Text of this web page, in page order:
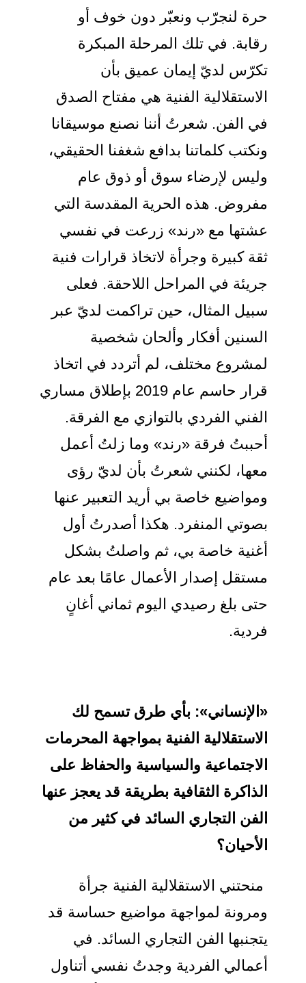
حرة لنجرّب ونعبّر دون خوف أو
رقابة. في تلك المرحلة المبكرة
تكرّس لديّ إيمان عميق بأن
الاستقلالية الفنية هي مفتاح الصدق
في الفن. شعرتُ أننا نصنع موسيقانا
ونكتب كلماتنا بدافع شغفنا الحقيقي،
وليس لإرضاء سوق أو ذوق عام
مفروض. هذه الحرية المقدسة التي
عشتها مع «رند» زرعت في نفسي
ثقة كبيرة وجرأة لاتخاذ قرارات فنية
جريئة في المراحل اللاحقة. فعلى
سبيل المثال، حين تراكمت لديّ عبر
السنين أفكار وألحان شخصية
لمشروع مختلف، لم أتردد في اتخاذ
قرار حاسم عام 2019 بإطلاق مساري
الفني الفردي بالتوازي مع الفرقة.
أحببتُ فرقة «رند» وما زلتُ أعمل
معها، لكنني شعرتُ بأن لديّ رؤى
ومواضيع خاصة بي أريد التعبير عنها
بصوتي المنفرد. هكذا أصدرتُ أول
أغنية خاصة بي، ثم واصلتُ بشكل
مستقل إصدار الأعمال عامًا بعد عام
حتى بلغ رصيدي اليوم ثماني أغانٍ
فردية.
«الإنساني»: بأي طرق تسمح لك
الاستقلالية الفنية بمواجهة المحرمات
الاجتماعية والسياسية والحفاظ على
الذاكرة الثقافية بطريقة قد يعجز عنها
الفن التجاري السائد في كثير من
الأحيان؟
منحتني الاستقلالية الفنية جرأة
ومرونة لمواجهة مواضيع حساسة قد
يتجنبها الفن التجاري السائد. في
أعمالي الفردية وجدتُ نفسي أتناول